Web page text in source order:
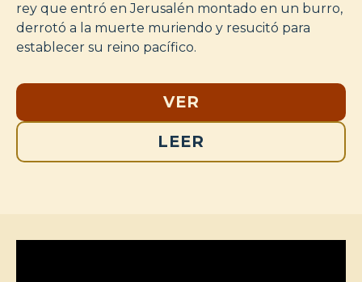
rey que entró en Jerusalén montado en un burro,
derrotó a la muerte muriendo y resucitó para
establecer su reino pacífico.
VER
LEER